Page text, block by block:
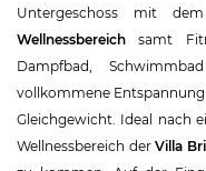
Untergeschoss mit
Wellnessbereich samt
Dampfbad,
vollkommene
Gleichgewicht. Ideal nach
Wellnessbereich derVilla